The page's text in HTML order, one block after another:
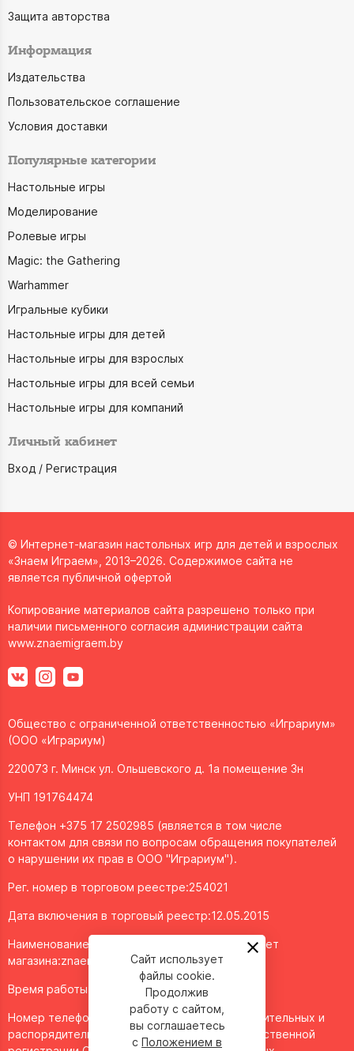
Защита авторства
Информация
Издательства
Пользовательское соглашение
Условия доставки
Популярные категории
Настольные игры
Моделирование
Ролевые игры
Magic: the Gathering
Warhammer
Игральные кубики
Настольные игры для детей
Настольные игры для взрослых
Настольные игры для всей семьи
Настольные игры для компаний
Личный кабинет
Вход / Регистрация
© Интернет-магазин настольных игр для детей и взрослых
«Знаем Играем», 2013–2026. Содержимое сайта не
является публичной офертой
Копирование материалов сайта разрешено только при
наличии письменного согласия администрации сайта
www.znaemigraem.by
Общество с ограниченной ответственностью «Играриум»
(ООО «Играриум)
220073 г. Минск ул. Ольшевского д. 1а помещение 3н
УНП 191764474
Телефон +375 17 2502985 (является в том числе
контактом для связи по вопросам обращения покупателей
о нарушении их прав в ООО "Играриум").
Рег. номер в торговом реестре:254021
Дата включения в торговый реестр:12.05.2015
Наименование объекта/доменное имя интернет
магазина:znaemigraem.by
Время работы: ежедневно с 11:00 до 20:00
Номер телефона работников местных исполнительных и
распорядительных органов по месту государственной
Сайт использует
файлы cookie.
Продолжив
работу с сайтом,
вы соглашаетесь
с Положением в